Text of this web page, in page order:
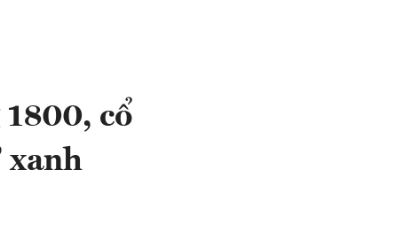
cổ
xanh